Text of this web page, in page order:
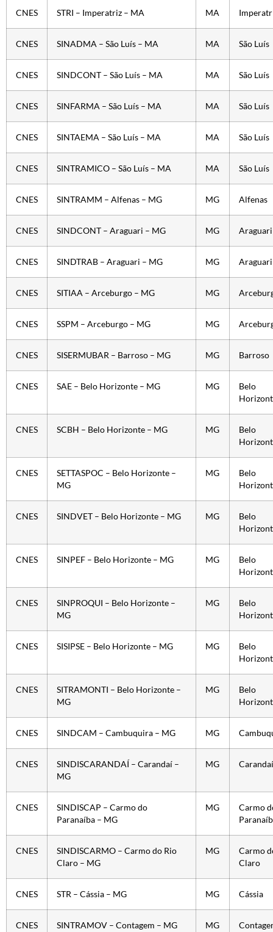
CNES STRI – Imperatriz – MA MA
CNES SINADMA – São Luís – MA MA São Luís
CNES SINDCONT – São Luís – MA MA São Luís
CNES SINFARMA – São Luís – MA MA São Luís
CNES SINTAEMA – São Luís – MA MA São Luís
CNES SINTRAMICO – São Luís – MA MA São Luís
CNES SINTRAMM – Alfenas – MG MG Alfenas
CNES SINDCONT – Araguari – MG MG Araguari
CNES SINDTRAB – Araguari – MG MG Araguari
CNES SITIAA – Arceburgo – MG MG
CNES SSPM – Arceburgo – MG MG
CNES SISERMUBAR – Barroso – MG MG Barroso
CNES SAE – Belo Horizonte – MG MG
Belo
CNES SCBH – Belo Horizonte – MG MG
Belo
CNES
SETTASPOC – Belo Horizonte –
MG
MG
Belo
CNES SINDVET – Belo Horizonte – MG MG
Belo
CNES SINPEF – Belo Horizonte – MG MG
Belo
CNES
SINPROQUI – Belo Horizonte –
MG
MG
Belo
CNES SISIPSE – Belo Horizonte – MG MG
Belo
CNES
SITRAMONTI – Belo Horizonte –
MG
MG
Belo
CNES SINDCAM – Cambuquira – MG MG
CNES
SINDISCARANDAÍ – Carandaí –
MG
MG Carandaí
CNES
SINDISCAP – Carmo do
Paranaíba – MG
MG
Carmo
CNES
SINDISCARMO – Carmo do Rio
Claro – MG
MG
Carmo
Claro
CNES STR – Cássia – MG MG Cássia
CNES SINTRAMOV – Contagem – MG MG